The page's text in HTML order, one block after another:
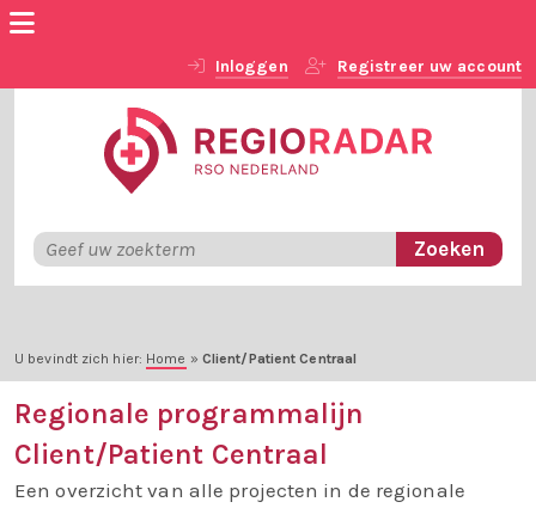
Inloggen Registreer uw account
U bevindt zich hier: Home » Client/Patient Centraal
Regionale programmalijn
Client/Patient Centraal
Een overzicht van alle projecten in de regionale